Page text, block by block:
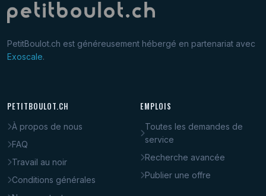
PetitBoulot.ch est généreusement hébergé en partenariat avec
Exoscale.
PETITBOULOT.CH
À propos de nous
FAQ
Travail au noir
Conditions générales
EMPLOIS
Toutes les demandes de
service
Recherche avancée
Publier une offre